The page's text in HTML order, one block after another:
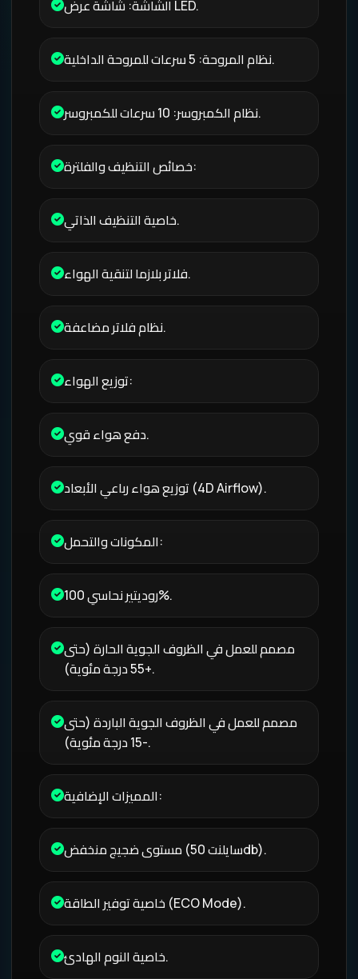
الشاشة: شاشة عرض LED.
نظام المروحة: 5 سرعات للمروحة الداخلية.
نظام الكمبروسر: 10 سرعات للكمبروسر.
خصائص التنظيف والفلترة:
خاصية التنظيف الذاتي.
فلاتر بلازما لتنقية الهواء.
نظام فلاتر مضاعفة.
توزيع الهواء:
دفع هواء قوي.
توزيع هواء رباعي الأبعاد (4D Airflow).
المكونات والتحمل:
روديتير نحاسي 100%.
مصمم للعمل في الظروف الجوية الحارة (حتى
+55 درجة مئوية).
مصمم للعمل في الظروف الجوية الباردة (حتى
-15 درجة مئوية).
المميزات الإضافية:
مستوى ضجيج منخفض (سايلنت 50db).
خاصية توفير الطاقة (ECO Mode).
خاصية النوم الهادئ.